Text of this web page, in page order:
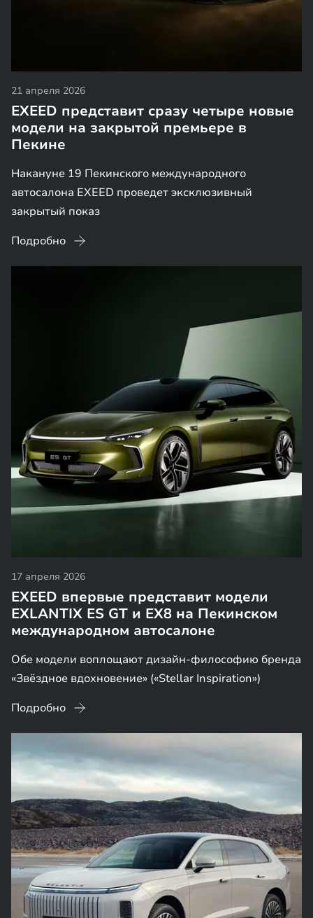
21 апреля 2026
EXEED представит сразу четыре новые
модели на закрытой премьере в
Пекине
Накануне 19 Пекинского международного
автосалона EXEED проведет эксклюзивный
закрытый показ
Подробно
17 апреля 2026
EXEED впервые представит модели
EXLANTIX ES GT и EX8 на Пекинском
международном автосалоне
Обе модели воплощают дизайн-философию бренда
«Звёздное вдохновение» («Stellar Inspiration»)
Подробно